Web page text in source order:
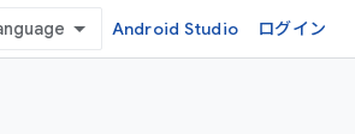
Android Studio ログイン